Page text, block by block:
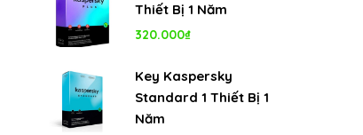
Thiết Bị 1 Năm
320.000₫
Key Kaspersky
Standard 1 Thiết Bị 1
Năm